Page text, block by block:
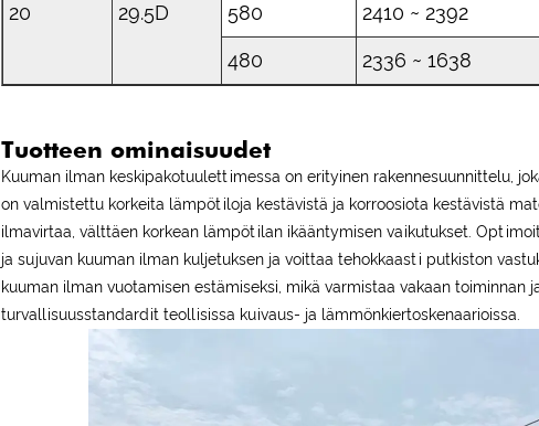
20 29.5D 580 2410 ~ 2392
480 2336 ~ 1638
Tuotteen ominaisuudet
Kuuman ilman keskipakotuulettimessa on erityinen rakennesuunnittelu,
on valmistettu korkeita lämpötiloja kestävistä ja korroosiota kestävistä
ilmavirtaa, välttäen korkean lämpötilan ikääntymisen vaikutukset.
ja sujuvan kuuman ilman kuljetuksen ja voittaa tehokkaasti putkiston
kuuman ilman vuotamisen estämiseksi, mikä varmistaa vakaan
turvallisuusstandardit teollisissa kuivaus- ja lämmönkiertoskenaarioissa.